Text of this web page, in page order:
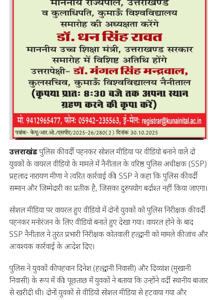
उत्तराखंडपुलिस की वर्दी पहनकर सोशल मीडिया पर वीडियो बनाने वाले दो
युवकों के वायरल वीडियो के मामले में नैनीताल के वरिष्ठ पुलिस अधीक्षक (SSP)
प्रहलाद नारायण मीणा ने त्वरित कार्रवाई की। SSP ने कहा कि पुलिस की वर्दी
सम्मान और जिम्मेदारी का प्रतीक है, जिसका दुरुपयोग बर्दाश्त नहीं किया जाएगा।
सोशल मीडिया पर वायरल हुए वीडियो में दोनों युवकों को पुलिस निरीक्षक की वर्दी
पहनकर मनोरंजन के लिए वीडियो बनाते हुए देखा गया। वायरल होने के बाद
SSP नैनीताल ने तुरंत प्रभारी निरीक्षक कोतवाली हल्द्वानी को मामले की जांच और
आवश्यक कार्रवाई के आदेश दिए।
पुलिस ने युवकों की पहचान दिनेश (हल्द्वानी निवासी) और दिव्यांश (मुखानी
निवासी) के रूप में की। पूछताछ में युवकों ने बताया कि उन्होंने वर्दी स्थानीय बाजार
से खरीदी थी। दोनों युवकों से वीडियो सोशल मीडिया से हटवाया गया और